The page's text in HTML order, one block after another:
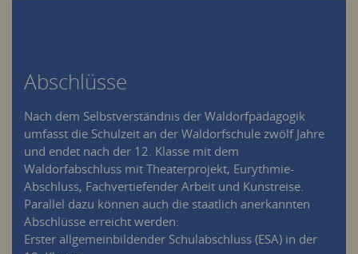
Abschlüsse
Nach dem Selbstverständnis der Waldorfpädagogik
umfasst die Schulzeit an der Waldorfschule zwölf Jahre
und endet nach der 12. Klasse mit dem
Waldorfabschluss mit Theaterprojekt, Eurythmie-
Abschluss, Fachvertiefender Arbeit und Kunstreise.
Parallel dazu können auch die staatlich anerkannten
Abschlüsse erreicht werden:
Erster allgemeinbildender Schulabschluss (ESA) in der